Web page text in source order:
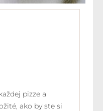
pizze a
ako by ste si